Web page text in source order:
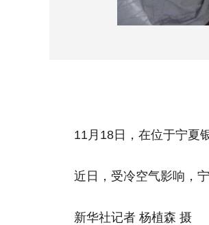
11月18日，在位于宁夏银
近日，受冷空气影响，宁
新华社记者 杨植森 摄